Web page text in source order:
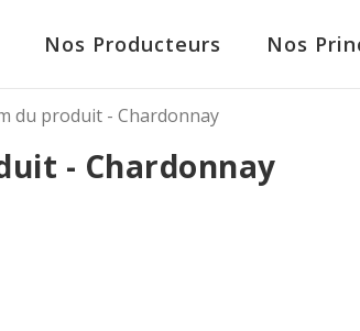
Nos Producteurs Nos
du produit - Chardonnay
- Chardonnay